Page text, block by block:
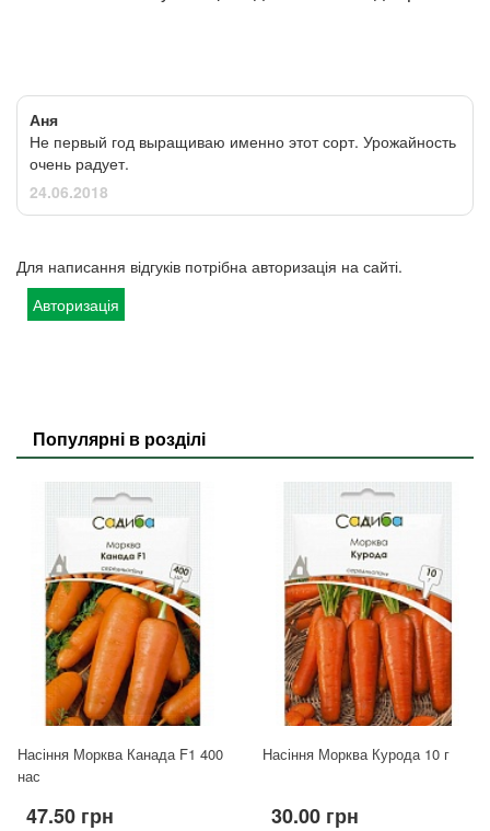
Аня
Не первый год выращиваю именно этот сорт. Урожайность
очень радует.
24.06.2018
Для написання відгуків потрібна авторизація на сайті.
Авторизація
Популярні в розділі
Насіння Морква Канада F1 400
нас
47.50 грн
Насіння Морква Курода 10 г
30.00 грн